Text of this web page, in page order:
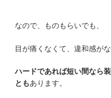
なので、ものもらいでも、
目が痛くなくて、違和感が
ハードであれば短い間なら
ともあります。